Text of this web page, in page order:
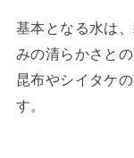
基本となる水は
みの清らかさと
昆布やシイタケ
す。